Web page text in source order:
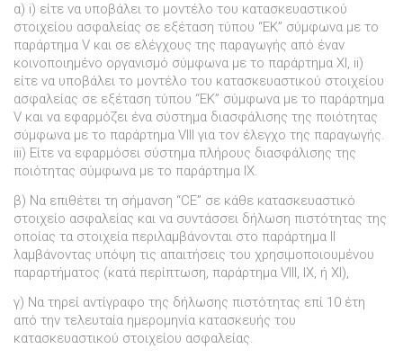
α) i) είτε να υποβάλει το µοντέλο του κατασκευαστικού
στοιχείου ασφαλείας σε εξέταση τύπου “ΕΚ” σύµφωνα µε το
παράρτηµα V και σε ελέγχους της παραγωγής από έναν
κοινοποιηµένο οργανισµό σύµφωνα µε το παράρτηµα XI, ii)
είτε να υποβάλει το µοντέλο του κατασκευαστικού στοιχείου
ασφαλείας σε εξέταση τύπου “ΕΚ” σύµφωνα µε το παράρτηµα
V και να εφαρµόζει ένα σύστηµα διασφάλισης της ποιότητας
σύµφωνα µε το παράρτηµα VIII για τον έλεγχο της παραγωγής.
iii) Είτε να εφαρµόσει σύστηµα πλήρους διασφάλισης της
ποιότητας σύµφωνα µε το παράρτηµα IX.
β) Να επιθέτει τη σήµανση “CE” σε κάθε κατασκευαστικό
στοιχείο ασφαλείας και να συντάσσει δήλωση πιστότητας της
οποίας τα στοιχεία περιλαµβάνονται στο παράρτηµα II
λαµβάνοντας υπόψη τις απαιτήσεις του χρησιµοποιουµένου
παραρτήµατος (κατά περίπτωση, παράρτηµα VIII, IX, ή XI),
γ) Να τηρεί αντίγραφο της δήλωσης πιστότητας επί 10 έτη
από την τελευταία ηµεροµηνία κατασκευής του
κατασκευαστικού στοιχείου ασφαλείας.